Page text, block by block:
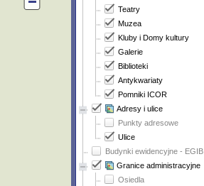
Teatry
Muzea
Kluby i Domy kultury
Galerie
Biblioteki
Antykwariaty
Pomniki ICOR
Adresy i ulice
Punkty adresowe
Ulice
Budynki ewidencyjne - EGIB
Granice administracyjne
Osiedla